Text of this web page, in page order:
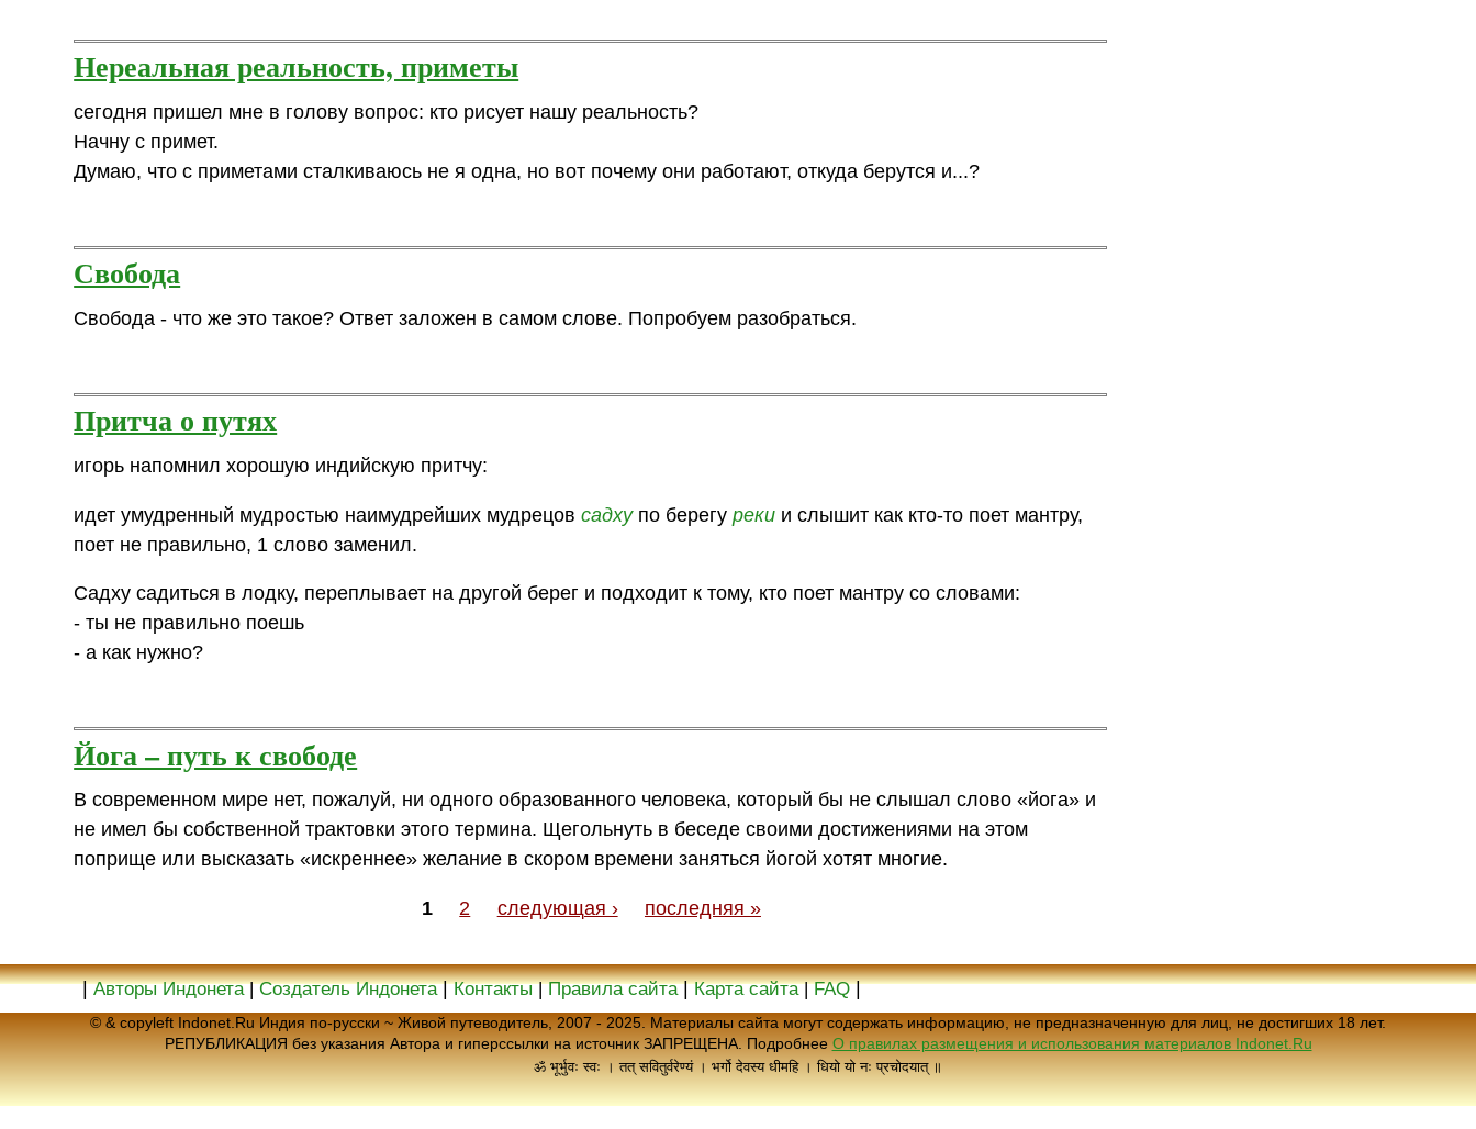
Нереальная реальность, приметы
сегодня пришел мне в голову вопрос: кто рисует нашу реальность?
Начну с примет.
Думаю, что с приметами сталкиваюсь не я одна, но вот почему они работают, откуда берутся и...?
Свобода
Свобода - что же это такое? Ответ заложен в самом слове. Попробуем разобраться.
Притча о путях
игорь напомнил хорошую индийскую притчу:
идет умудренный мудростью наимудрейших мудрецовсадхупо берегуреки и слышит как кто-то поет мантру,
поет не правильно, 1 слово заменил.
Садху садиться в лодку, переплывает на другой берег и подходит к тому, кто поет мантру со словами:
- ты не правильно поешь
- а как нужно?
Йога – путь к свободе
В современном мире нет, пожалуй, ни одного образованного человека, который бы не слышал слово «йога» и
не имел бы собственной трактовки этого термина. Щегольнуть в беседе своими достижениями на этом
поприще или высказать «искреннее» желание в скором времени заняться йогой хотят многие.
1 2 следующая › последняя »
|Авторы Индонета|Создатель Индонета|Контакты|Правила сайта|Карта сайта|FAQ|
© & copyleft Indonet.Ru Индия по-русски ~ Живой путеводитель, 2007 - 2025. Материалы сайта могут содержать информацию, не предназначенную для лиц, не достигших 18 лет.
РЕПУБЛИКАЦИЯ без указания Автора и гиперссылки на источник ЗАПРЕЩЕНА. Подробнее О правилах размещения и использования материалов Indonet.Ru
ॐ भूर्भुवः स्वः । तत् सवितुर्वरेण्यं । भर्गो देवस्य धीमहि । धियो यो नः प्रचोदयात् ॥